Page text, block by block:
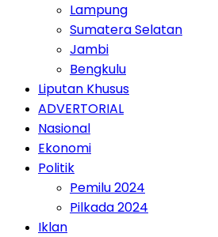
Lampung
Sumatera Selatan
Jambi
Bengkulu
Liputan Khusus
ADVERTORIAL
Nasional
Ekonomi
Politik
Pemilu 2024
Pilkada 2024
Iklan